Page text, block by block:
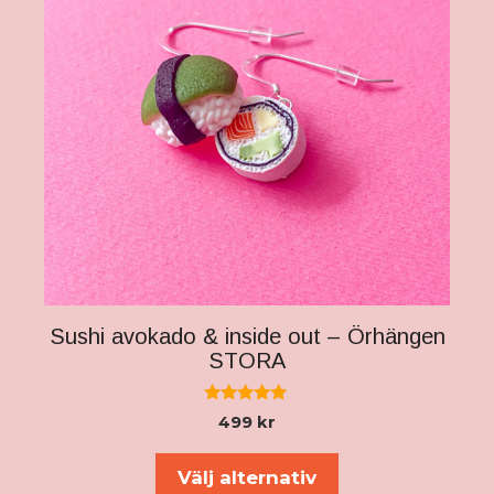
alternativen
kan
väljas
på
produktsidan
Sushi avokado & inside out – Örhängen
STORA
5.00
av 5
499 kr
Välj alternativ